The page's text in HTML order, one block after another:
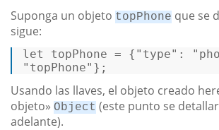
Suponga un objeto topPhone que se
sigue:
let topPhone = { "type" :
"topPhone" };
Usando las llaves, el objeto creado
objeto» Object (este punto se
adelante).